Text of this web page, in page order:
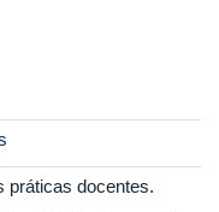
práticas docentes.